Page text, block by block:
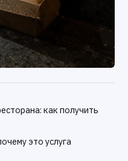
как получить
это услуга